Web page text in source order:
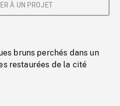
À UN PROJET
bruns perchés dans un
restaurées de la cité